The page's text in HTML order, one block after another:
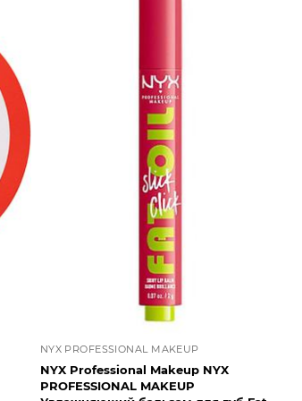
NYX PROFESSIONAL MAKEUP
NYX Professional Makeup NYX
PROFESSIONAL MAKEUP